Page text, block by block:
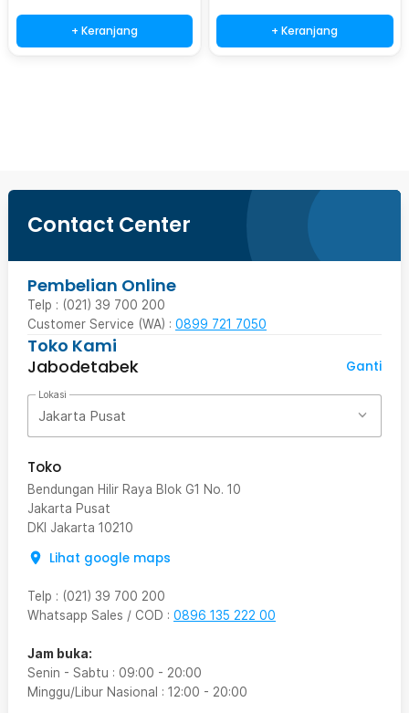
+ Keranjang + Keranjang
Contact Center
Pembelian Online
Telp : (021) 39 700 200
Customer Service (WA) : 0899 721 7050
Toko Kami
Jabodetabek
Ganti
Lokasi
Jakarta Pusat
Toko
Bendungan Hilir Raya Blok G1 No. 10
Jakarta Pusat
DKI Jakarta 10210
Lihat google maps
Telp : (021) 39 700 200
Whatsapp Sales / COD : 0896 135 222 00
Jam buka:
Senin - Sabtu : 09:00 - 20:00
Minggu/Libur Nasional : 12:00 - 20:00